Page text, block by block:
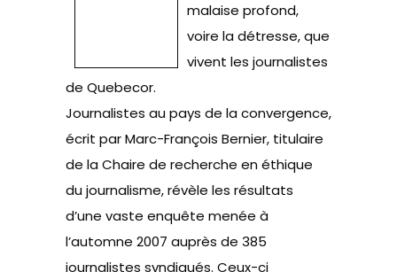
malaise profond,
voire la détresse, que
vivent les journalistes
de Quebecor.
Journalistes au pays de la convergence,
écrit par Marc-François Bernier, titulaire
de la Chaire de recherche en éthique
du journalisme, révèle les résultats
d’une vaste enquête menée à
l’automne 2007 auprès de 385
journalistes syndiqués. Ceux-ci